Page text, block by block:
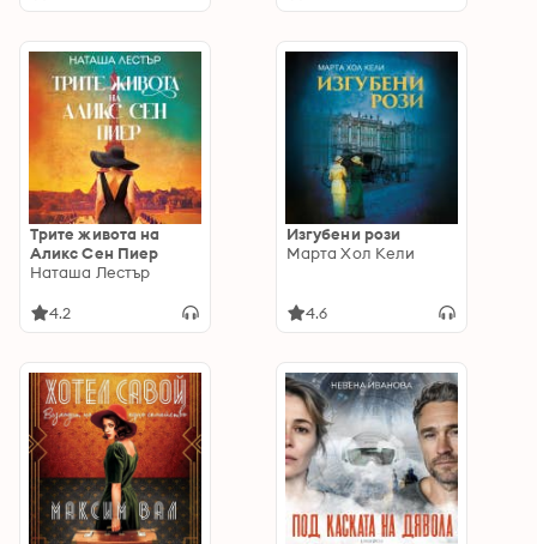
Трите живота на
Аликс Сен Пиер
Наташа Лестър
4.2
Изгубени рози
Марта Хол Кели
4.6